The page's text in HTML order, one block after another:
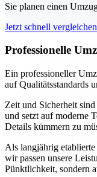
Sie planen einen
Jetzt schnell vergleichen
Professionelle
Ein professioneller
auf Qualitätsstandards
Zeit und Sicherheit
und setzt auf moderne
Details kümmern zu
Als langjährig
wir passen unsere
Pünktlichkeit, sondern